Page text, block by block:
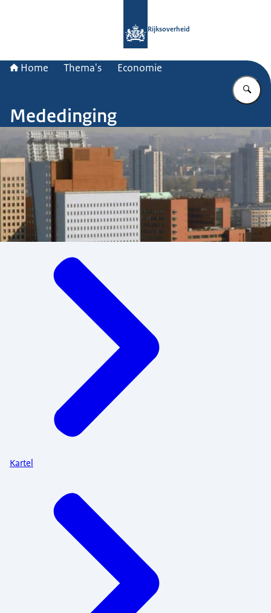
Rijksoverheid
Home Thema's Economie
Mededinging
Kartel